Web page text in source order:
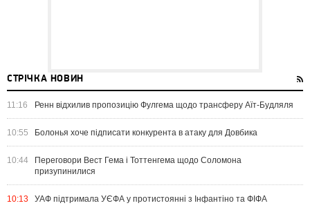
СТРІЧКА НОВИН
11:16 Ренн відхилив пропозицію Фулгема щодо трансферу Аїт-Будляля
10:55 Болонья хоче підписати конкурента в атаку для Довбика
10:44
Переговори Вест Гема і Тоттенгема щодо Соломона
призупинилися
10:13 УАФ підтримала УЄФА у протистоянні з Інфантіно та ФІФА